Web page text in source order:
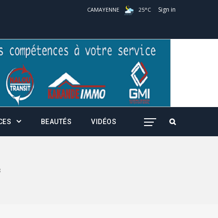
CAMAYENNE 25°C Sign in
BEAUTÉS VIDÉOS